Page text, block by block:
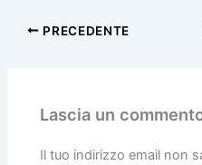
PRECEDENTE
Lascia un
Il tuo indirizzo email non